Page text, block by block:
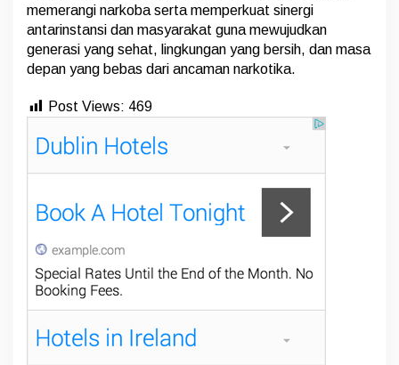
memerangi narkoba serta memperkuat sinergi
antarinstansi dan masyarakat guna mewujudkan
generasi yang sehat, lingkungan yang bersih, dan masa
depan yang bebas dari ancaman narkotika.
Post Views: 469